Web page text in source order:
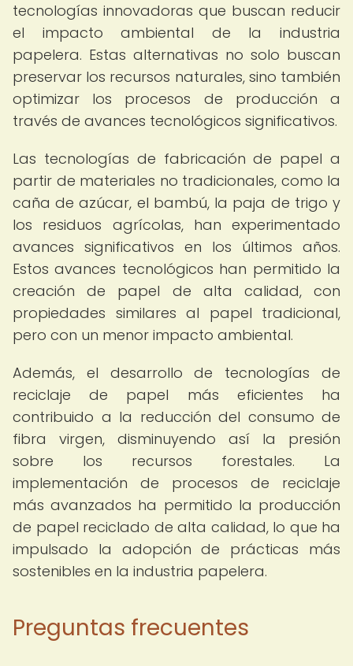
tecnologías innovadoras que buscan reducir
el impacto ambiental de la industria
papelera. Estas alternativas no solo buscan
preservar los recursos naturales, sino también
optimizar los procesos de producción a
través de avances tecnológicos significativos.
Las tecnologías de fabricación de papel a
partir de materiales no tradicionales, como la
caña de azúcar, el bambú, la paja de trigo y
los residuos agrícolas, han experimentado
avances significativos en los últimos años.
Estos avances tecnológicos han permitido la
creación de papel de alta calidad, con
propiedades similares al papel tradicional,
pero con un menor impacto ambiental.
Además, el desarrollo de tecnologías de
reciclaje de papel más eficientes ha
contribuido a la reducción del consumo de
fibra virgen, disminuyendo así la presión
sobre los recursos forestales. La
implementación de procesos de reciclaje
más avanzados ha permitido la producción
de papel reciclado de alta calidad, lo que ha
impulsado la adopción de prácticas más
sostenibles en la industria papelera.
Preguntas frecuentes